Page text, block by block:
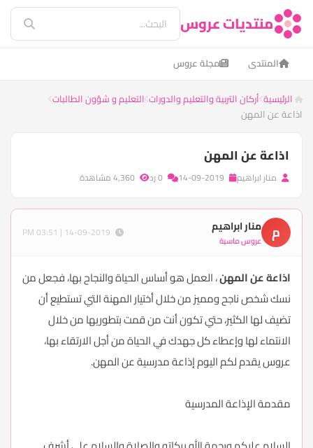
منتديات عروس
المنتدى مجلة عروس
الرئيسية أركان التربية والتعليم والدورات التعليم و شؤون الطالبات
اذاعة عن المهن
اذاعة عن المهن
منار ابراهيم
م منار ابراهيم
عروس ماسية
اذاعة عن المهن، العمل هو أساس الحياة والنجاح بها، فجعل من
نسك شخص ناجح ومميز من خلال أختيار المهنة التي تستطيع أن
تضيف لها الكثير، حتي تكون أنت من قمت بتطوريها من خلال
الانتماء لها وإعطاء كل جهدك في الحياة من أجل الارتقاء بها،
عروس يقدم لكم اليوم إذاعة مدرسية عن المهن.
مقدمة الإذاعة المدرسية